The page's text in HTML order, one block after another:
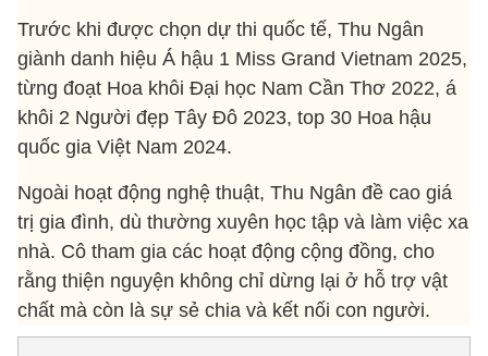
Trước khi được chọn dự thi quốc tế, Thu Ngân
giành danh hiệu Á hậu 1 Miss Grand Vietnam 2025,
từng đoạt Hoa khôi Đại học Nam Cần Thơ 2022, á
khôi 2 Người đẹp Tây Đô 2023, top 30 Hoa hậu
quốc gia Việt Nam 2024.
Ngoài hoạt động nghệ thuật, Thu Ngân đề cao giá
trị gia đình, dù thường xuyên học tập và làm việc xa
nhà. Cô tham gia các hoạt động cộng đồng, cho
rằng thiện nguyện không chỉ dừng lại ở hỗ trợ vật
chất mà còn là sự sẻ chia và kết nối con người.